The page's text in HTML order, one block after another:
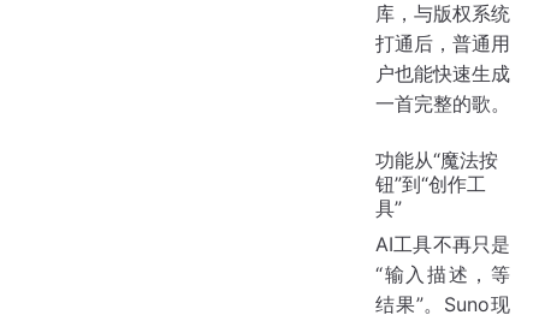
库，与版权系统
打通后，普通用
户也能快速生成
一首完整的歌。
功能从“魔法按
钮”到“创作工
具”
AI工具不再只是
“输入描述，等
结果”。Suno现